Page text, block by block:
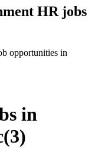
HR jobs
opportunities in
in
(3)